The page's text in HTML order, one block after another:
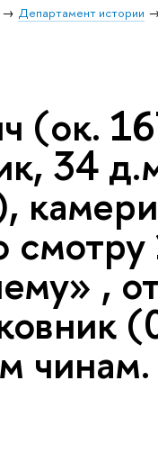
Департамент истории
(ок.
34
,